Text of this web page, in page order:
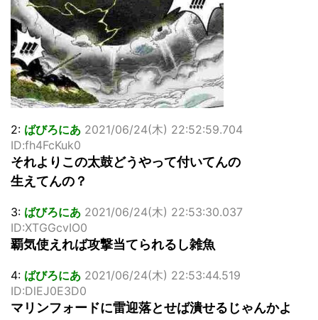
2: ばびろにあ 2021/06/24(木) 22:52:59.704
ID:fh4FcKuk0
それよりこの太鼓どうやって付いてんの
生えてんの？
3: ばびろにあ 2021/06/24(木) 22:53:30.037
ID:XTGGcvIO0
覇気使えれば攻撃当てられるし雑魚
4: ばびろにあ 2021/06/24(木) 22:53:44.519
ID:DlEJ0E3D0
マリンフォードに雷迎落とせば潰せるじゃんかよ